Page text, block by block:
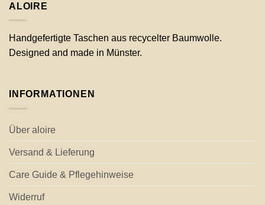
ALOIRE
Handgefertigte Taschen aus recycelter Baumwolle.
Designed and made in Münster.
INFORMATIONEN
Über aloire
Versand & Lieferung
Care Guide & Pflegehinweise
Widerruf